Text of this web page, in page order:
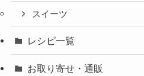
スイーツ
レシピ一覧
お取り寄せ・通販